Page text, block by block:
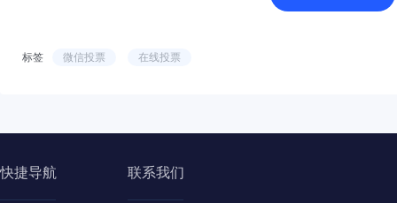
标签 微信投票 在线投票
快捷导航 联系我们